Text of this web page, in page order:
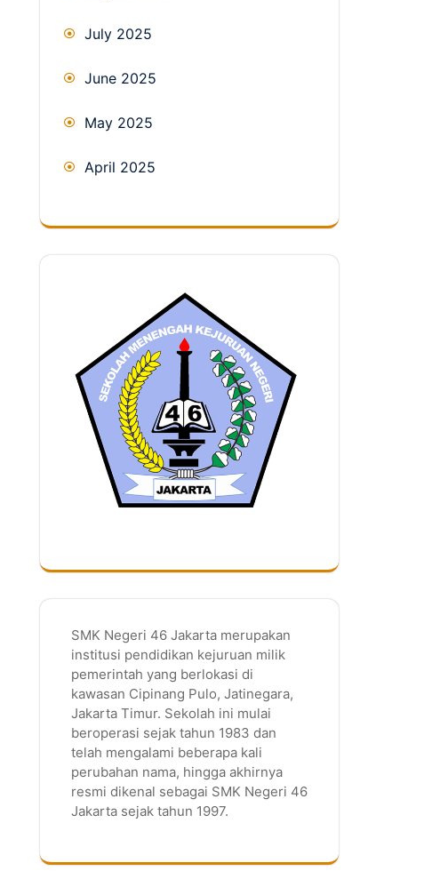
July 2025
June 2025
May 2025
April 2025
SMK Negeri 46 Jakarta merupakan
institusi pendidikan kejuruan milik
pemerintah yang berlokasi di
kawasan Cipinang Pulo, Jatinegara,
Jakarta Timur. Sekolah ini mulai
beroperasi sejak tahun 1983 dan
telah mengalami beberapa kali
perubahan nama, hingga akhirnya
resmi dikenal sebagai SMK Negeri 46
Jakarta sejak tahun 1997.